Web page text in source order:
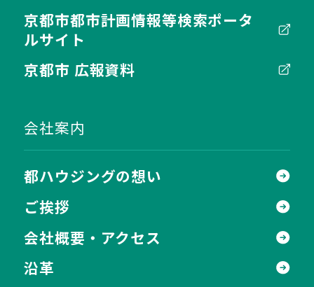
京都市都市計画情報等検索ポータ
ルサイト
京都市 広報資料
会社案内
都ハウジングの想い
ご挨拶
会社概要・アクセス
沿革